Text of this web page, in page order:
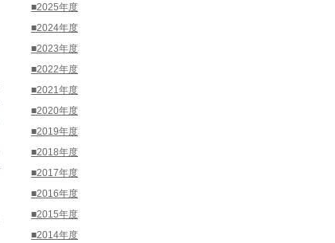
■2025年度
■2024年度
■2023年度
■2022年度
■2021年度
■2020年度
■2019年度
■2018年度
■2017年度
■2016年度
■2015年度
■2014年度